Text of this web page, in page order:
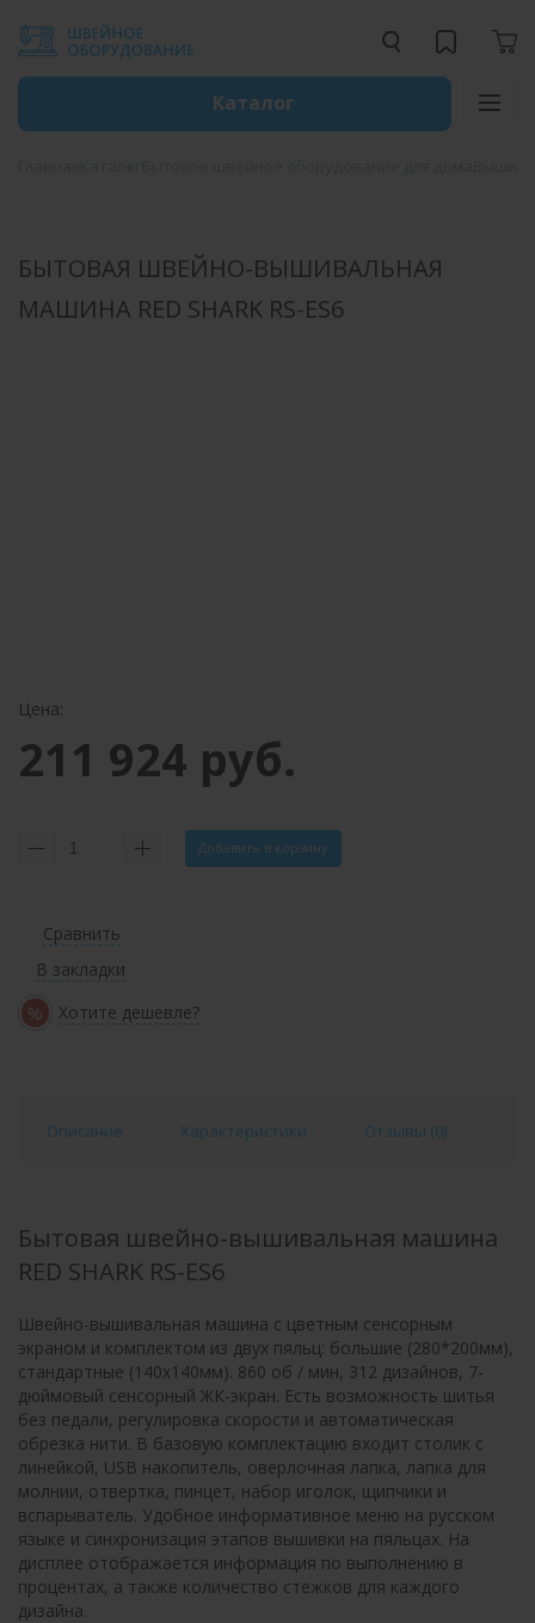
Каталог
БЫТОВАЯ ШВЕЙНО-ВЫШИВАЛЬНАЯ
МАШИНА RED SHARK RS-ES6
Цена:
211 924 руб.
Добавить в корзину
Сравнить
В закладки
% Хотите дешевле?
Описание Характеристики Отзывы (0)
Бытовая швейно-вышивальная машина
RED SHARK RS-ES6
Швейно-вышивальная машина с цветным сенсорным
экраном и комплектом из двух пяльц: большие (280*200мм),
стандартные (140x140мм). 860 об / мин, 312 дизайнов, 7-
дюймовый сенсорный ЖК-экран. Есть возможность шитья
без педали, регулировка скорости и автоматическая
обрезка нити. В базовую комплектацию входит столик с
линейкой, USB накопитель, оверлочная лапка, лапка для
молнии, отвертка, пинцет, набор иголок, щипчики и
вспарыватель. Удобное информативное меню на русском
языке и синхронизация этапов вышивки на пяльцах. На
дисплее отображается информация по выполнению в
процентах, а также количество стежков для каждого
дизайна.